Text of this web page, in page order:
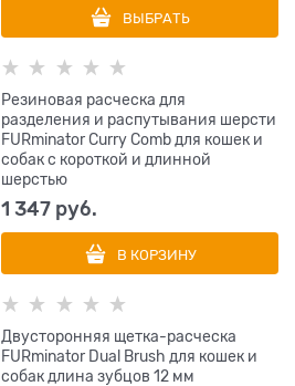
ВЫБРАТЬ
Резиновая расческа для
разделения и распутывания шерсти
FURminator Curry Comb для кошек и
собак с короткой и длинной
шерстью
1 347 руб.
В КОРЗИНУ
Двусторонняя щетка-расческа
FURminator Dual Brush для кошек и
собак длина зубцов 12 мм